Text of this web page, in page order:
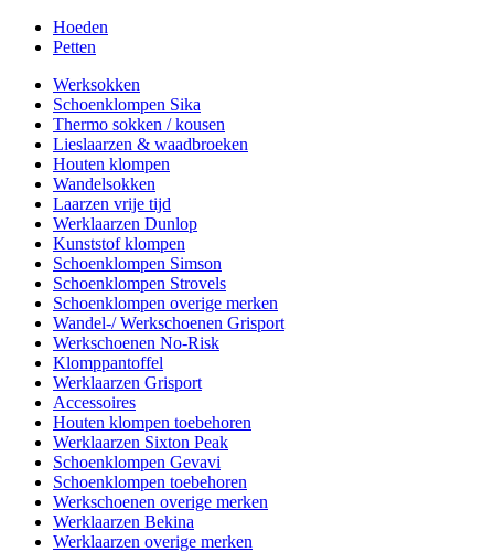
Hoeden
Petten
Werksokken
Schoenklompen Sika
Thermo sokken / kousen
Lieslaarzen & waadbroeken
Houten klompen
Wandelsokken
Laarzen vrije tijd
Werklaarzen Dunlop
Kunststof klompen
Schoenklompen Simson
Schoenklompen Strovels
Schoenklompen overige merken
Wandel-/ Werkschoenen Grisport
Werkschoenen No-Risk
Klomppantoffel
Werklaarzen Grisport
Accessoires
Houten klompen toebehoren
Werklaarzen Sixton Peak
Schoenklompen Gevavi
Schoenklompen toebehoren
Werkschoenen overige merken
Werklaarzen Bekina
Werklaarzen overige merken